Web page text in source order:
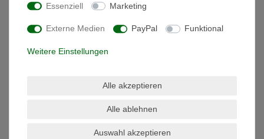
- Bügelfrei & pflegeleicht
- Trocknergeeignet
Essenziell Marketing
Externe Medien PayPal Funktional
Weitere Einstellungen
Alle akzeptieren
Alle ablehnen
Auswahl akzeptieren